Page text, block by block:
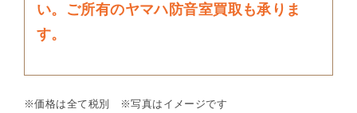
い。ご所有のヤマハ防音室買取も承りま
す。
※価格は全て税別 ※写真はイメージです